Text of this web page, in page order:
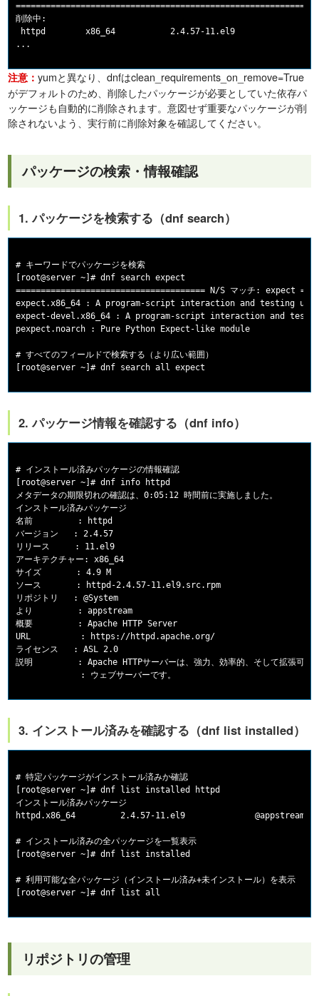
削除中:
httpd        x86_64           2.4.57-11.el9
注意：yumと異なり、dnfはclean_requirements_on_remove=True
がデフォルトのため、削除したパッケージが必要としていた依存パ
ッケージも自動的に削除されます。意図せず重要なパッケージが削
除されないよう、実行前に削除対象を確認してください。
パッケージの検索・情報確認
1. パッケージを検索する（dnf search）
# キーワードでパッケージを検索
[root@server ~]# dnf search expect
====================================== N/S マッチ: expect
expect.x86_64 : A program-script interaction and testing
expect-devel.x86_64 : A program-script interaction and
pexpect.noarch : Pure Python Expect-like module
# すべてのフィールドで検索する（より広い範囲）
2. パッケージ情報を確認する（dnf info）
# インストール済みパッケージの情報確認
[root@server ~]# dnf info httpd
メタデータの期限切れの確認は、0:05:12 時間前に実施しました。
インストール済みパッケージ
名前         : httpd
バージョン   : 2.4.57
リリース     : 11.el9
アーキテクチャー: x86_64
サイズ       : 4.9 M
ソース       : httpd-2.4.57-11.el9.src.rpm
リポジトリ   : @System
より         : appstream
概要         : Apache HTTP Server
URL          : https://httpd.apache.org/
ライセンス   : ASL 2.0
説明         : Apache HTTPサーバーは、強力、効率的、そして拡張可能
3. インストール済みを確認する（dnf list installed）
# 特定パッケージがインストール済みか確認
[root@server ~]# dnf list installed httpd
インストール済みパッケージ
httpd.x86_64         2.4.57-11.el9              @appstream
# インストール済みの全パッケージを一覧表示
[root@server ~]# dnf list installed
# 利用可能な全パッケージ（インストール済み+未インストール）を表示
リポジトリの管理